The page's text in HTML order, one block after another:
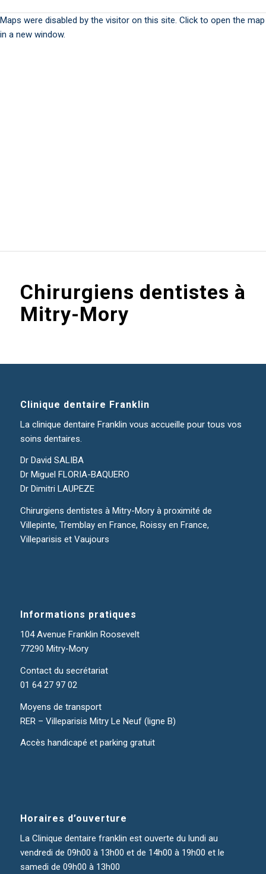
Maps were disabled by the visitor on this site. Click to open the map
in a new window.
Chirurgiens dentistes à
Mitry-Mory
Clinique dentaire Franklin
La clinique dentaire Franklin vous accueille pour tous vos
soins dentaires.
Dr David SALIBA
Dr Miguel FLORIA-BAQUERO
Dr Dimitri LAUPEZE
Chirurgiens dentistes à Mitry-Mory à proximité de
Villepinte, Tremblay en France, Roissy en France,
Villeparisis et Vaujours
Informations pratiques
104 Avenue Franklin Roosevelt
77290 Mitry-Mory
Contact du secrétariat
01 64 27 97 02
Moyens de transport
RER – Villeparisis Mitry Le Neuf (ligne B)
Accès handicapé et parking gratuit
Horaires d’ouverture
La Clinique dentaire franklin est ouverte du lundi au
vendredi de 09h00 à 13h00 et de 14h00 à 19h00 et le
samedi de 09h00 à 13h00